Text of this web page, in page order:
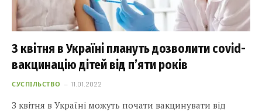
З квітня в Україні плануть дозволити covid-
вакцинацію дітей від п’яти років
СУСПІЛЬСТВО 11.01.2022
З квітня в Україні можуть почати вакцинувати від